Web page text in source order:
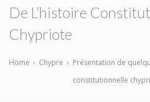
De L’histoire
Chypriote
Home › Chypre › Présentation de
constitutionnelle